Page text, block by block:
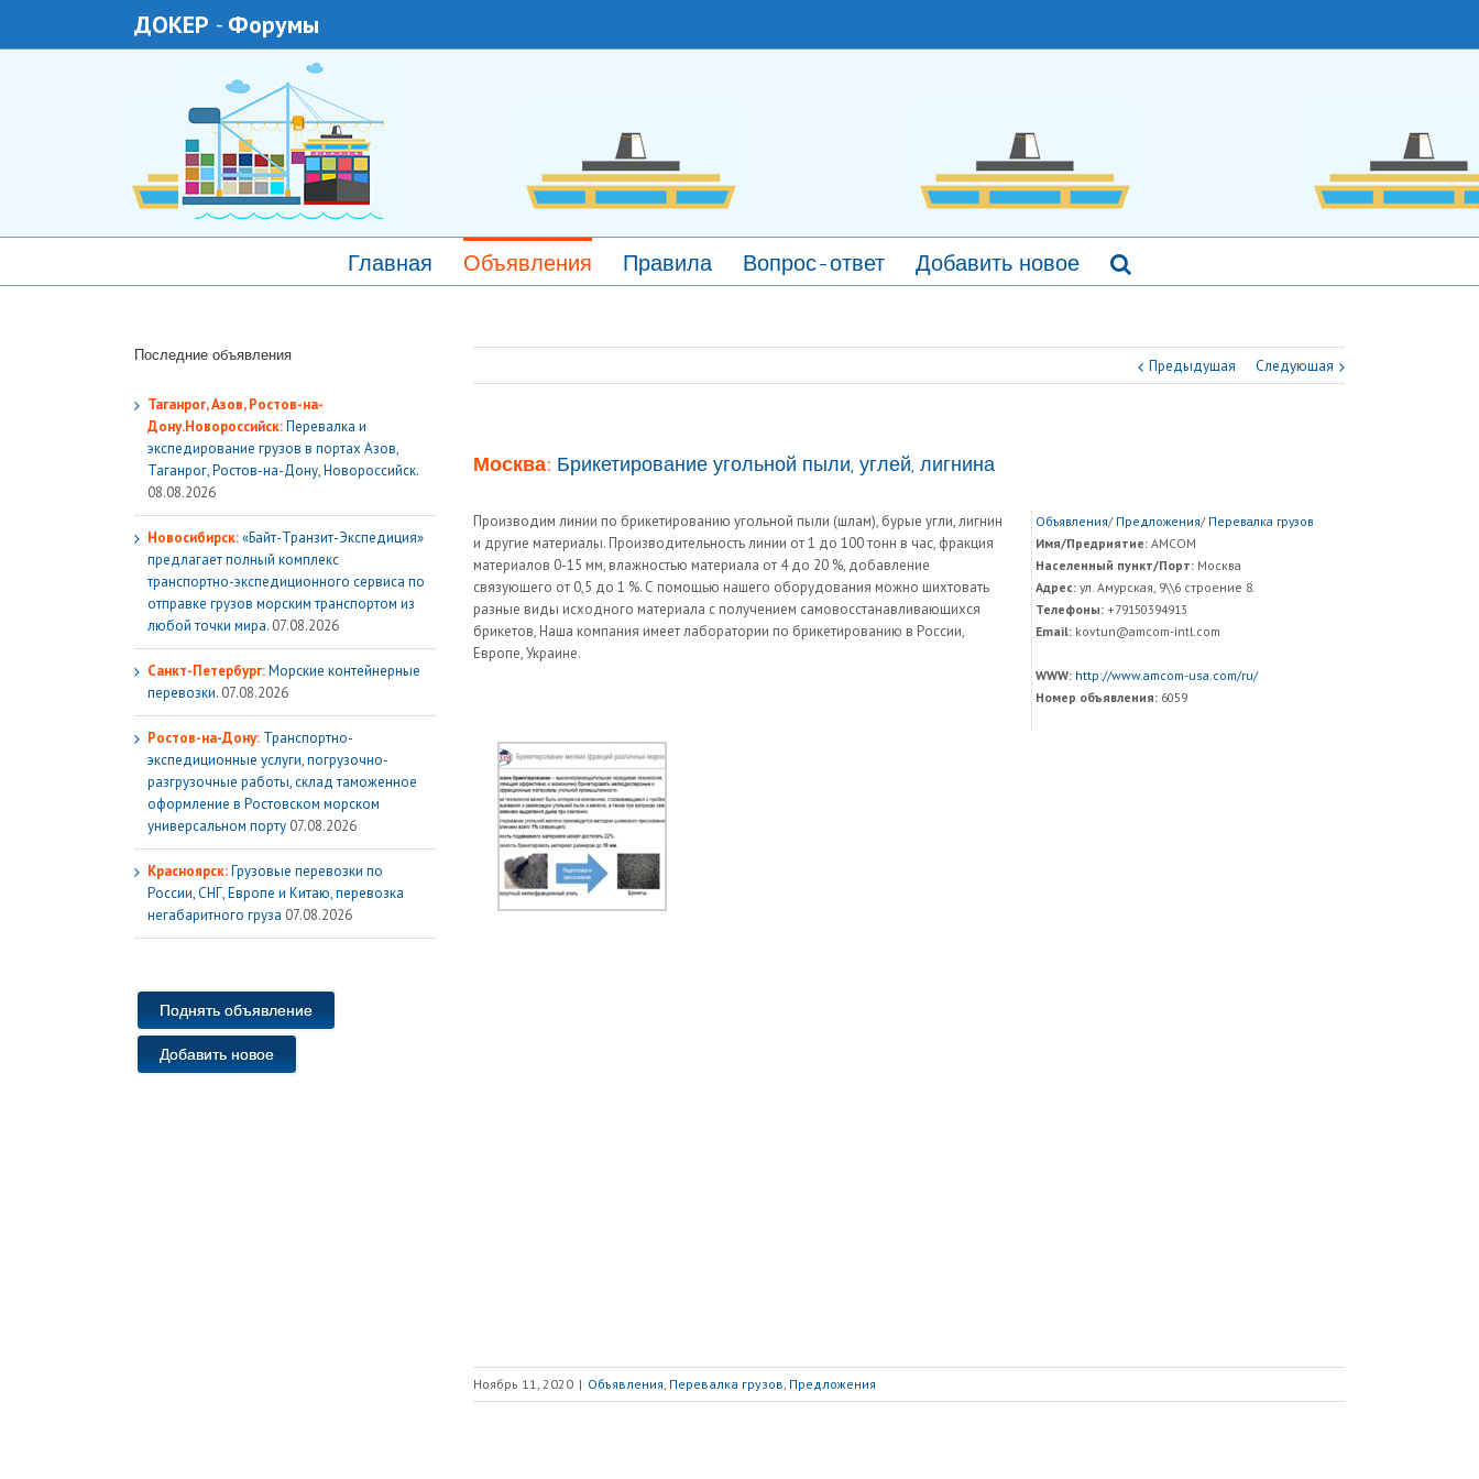
ДОКЕР - Форумы
Главная Объявления Правила Вопрос-ответ Добавить новое
Предыдущая Следующая
Москва: Брикетирование угольной пыли, углей, лигнина
Производим линии по брикетированию угольной пыли (шлам), бурые угли, лигнин
и другие материалы. Производительность линии от 1 до 100 тонн в час, фракция
материалов 0-15 мм, влажностью материала от 4 до 20 %, добавление
связующего от 0,5 до 1 %. С помощью нашего оборудования можно шихтовать
разные виды исходного материала с получением самовосстанавливающихся
брикетов, Наша компания имеет лаборатории по брикетированию в России,
Европе, Украине.
Объявления/ Предложения/ Перевалка грузов
Имя/Предриятие: AMCOM
Населенный пункт/Порт: Москва
Адрес: ул. Амурская, 9\\6 строение 8.
Телефоны: +79150394913
Email: kovtun@amcom-intl.com
WWW: http://www.amcom-usa.com/ru/
Номер объявления: 6059
Ноябрь 11, 2020 | Объявления, Перевалка грузов, Предложения
Последние объявления
Таганрог, Азов, Ростов-на-
Дону.Новороссийск:Перевалка и
экспедирование грузов в портах Азов,
Таганрог, Ростов-на-Дону, Новороссийск.
08.08.2026
Новосибирск:«Байт-Транзит-Экспедиция»
предлагает полный комплекс
транспортно-экспедиционного сервиса по
отправке грузов морским транспортом из
любой точки мира. 07.08.2026
Санкт-Петербург:Морские контейнерные
перевозки. 07.08.2026
Ростов-на-Дону: Транспортно-
экспедиционные услуги, погрузочно-
разгрузочные работы, склад таможенное
оформление в Ростовском морском
универсальном порту 07.08.2026
Красноярск:Грузовые перевозки по
России, СНГ, Европе и Китаю, перевозка
негабаритного груза 07.08.2026
Поднять объявление
Добавить новое